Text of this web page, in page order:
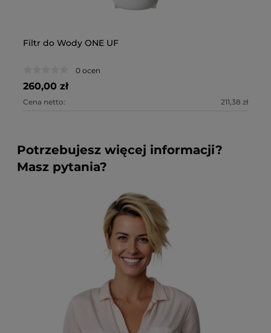
Filtr do Wody ONE UF
0 ocen
260,00 zł
Cena netto: 211,38 zł
Potrzebujesz więcej informacji?
Masz pytania?